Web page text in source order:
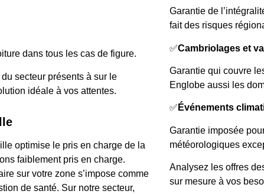
dans tous les cas de figure.
secteur présents à sur le
idéale à vos attentes.
optimise le pris en charge de la
faiblement pris en charge.
sur votre zone s’impose comme
de santé. Sur notre secteur,
Garantie de
fait des risques
✅Cambriolages et
Garantie qui couvre
Englobe aussi les
✅ Événements
Garantie imposée
météorologiques
Analysez les offres
sur mesure à vos